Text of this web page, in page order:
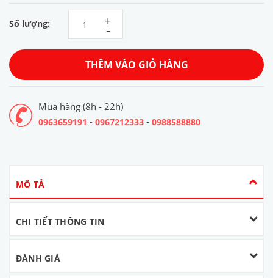
Số lượng: -
+
THÊM VÀO GIỎ HÀNG
Mua hàng (8h - 22h)
0963659191 - 0967212333 - 0988588880
MÔ TẢ
CHI TIẾT THÔNG TIN
ĐÁNH GIÁ